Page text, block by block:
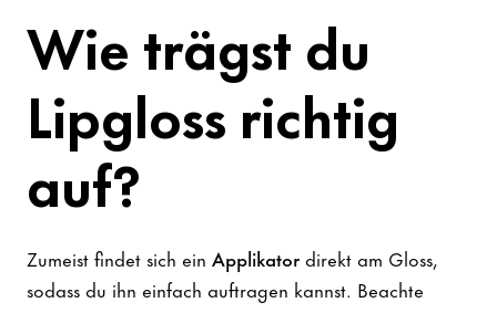
Wie trägst du
Lipgloss richtig
auf?
Zumeist findet sich ein Applikatordirekt am Gloss,
sodass du ihn einfach auftragen kannst. Beachte